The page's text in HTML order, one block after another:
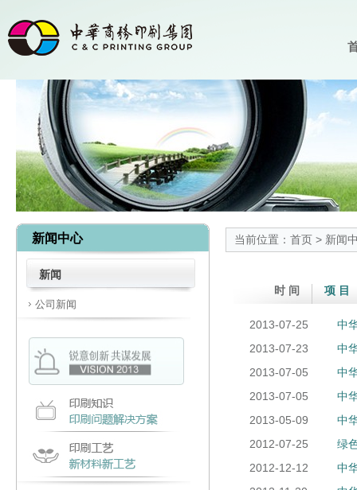
新闻中心
新闻
公司新闻
当前位置： 首页 > 新闻
时 间 项 目
2013-07-25
中
2013-07-23
中
2013-07-05
中
2013-07-05
中
2013-05-09
中
2012-07-25
绿
2012-12-12
中